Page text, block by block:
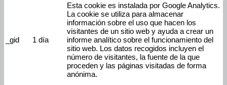
_gid 1 día
Esta cookie es instalada por Google Analytics.
La cookie se utiliza para almacenar
información sobre el uso que hacen los
visitantes de un sitio web y ayuda a crear un
informe analítico sobre el funcionamiento del
sitio web. Los datos recogidos incluyen el
número de visitantes, la fuente de la que
proceden y las páginas visitadas de forma
anónima.